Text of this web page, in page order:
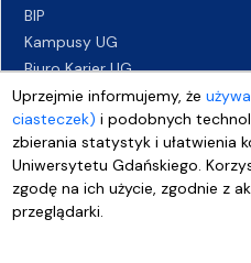
Uprzejmie informujemy, że
ciasteczek) i podobnych
zbierania statystyk i ułatwienia
Uniwersytetu Gdańskiego.
zgodę na ich użycie, zgodnie z
przeglądarki.
BIP
Kampusy UG
Biuro Karier UG
Oferty pracy
Deklaracja dostępności